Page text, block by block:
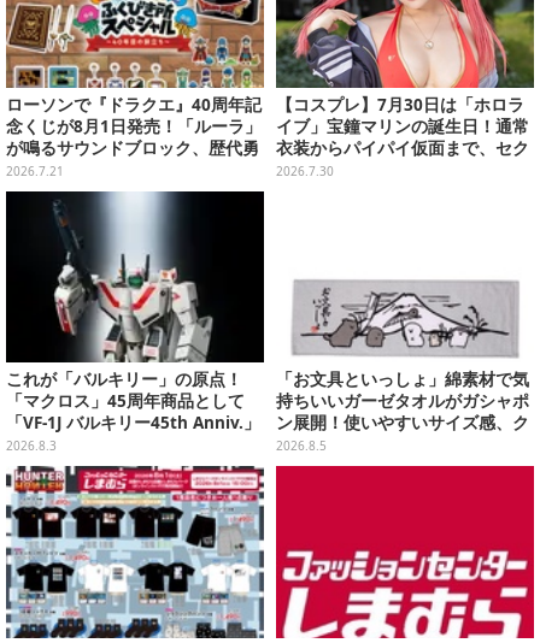
ローソンで『ドラクエ』40周年記
念くじが8月1日発売！「ルーラ」
が鳴るサウンドブロック、歴代勇
者＆スライムのフィギュアなど、
シリーズを振り返る景品盛りだく
2026.7.21
【コスプレ】7月30日は「ホロラ
イブ」宝鐘マリンの誕生日！通常
衣装からパイパイ仮面まで、セク
シーで可愛い美女レイヤーまとめ
2026.7.30
これが「バルキリー」の原点！
「マクロス」45周年商品として
「VF-1J バルキリー45th Anniv.」
が予約開始
2026.8.3
「お文具といっしょ」綿素材で気
持ちいいガーゼタオルがガシャポ
ン展開！使いやすいサイズ感、ク
ールな和柄や可愛らしいお寿司な
ど全4種
2026.8.5